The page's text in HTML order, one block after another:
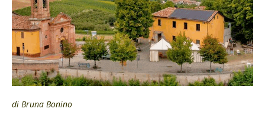
di Bruna Bonino